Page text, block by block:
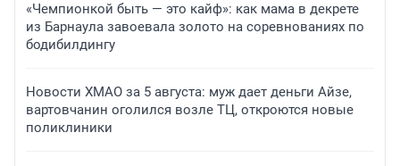
«Чемпионкой быть — это кайф»: как мама в декрете
из Барнаула завоевала золото на соревнованиях по
бодибилдингу
Новости ХМАО за 5 августа: муж дает деньги Айзе,
вартовчанин оголился возле ТЦ, откроются новые
поликлиники